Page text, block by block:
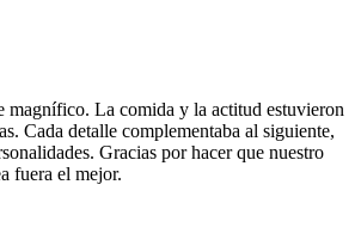
magnífico. La comida y la actitud estuvieron
Cada detalle complementaba al siguiente,
Gracias por hacer que nuestro
fuera el mejor.